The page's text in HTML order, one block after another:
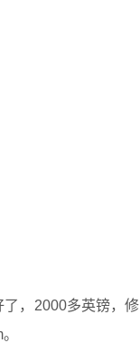
，2000多英镑，修